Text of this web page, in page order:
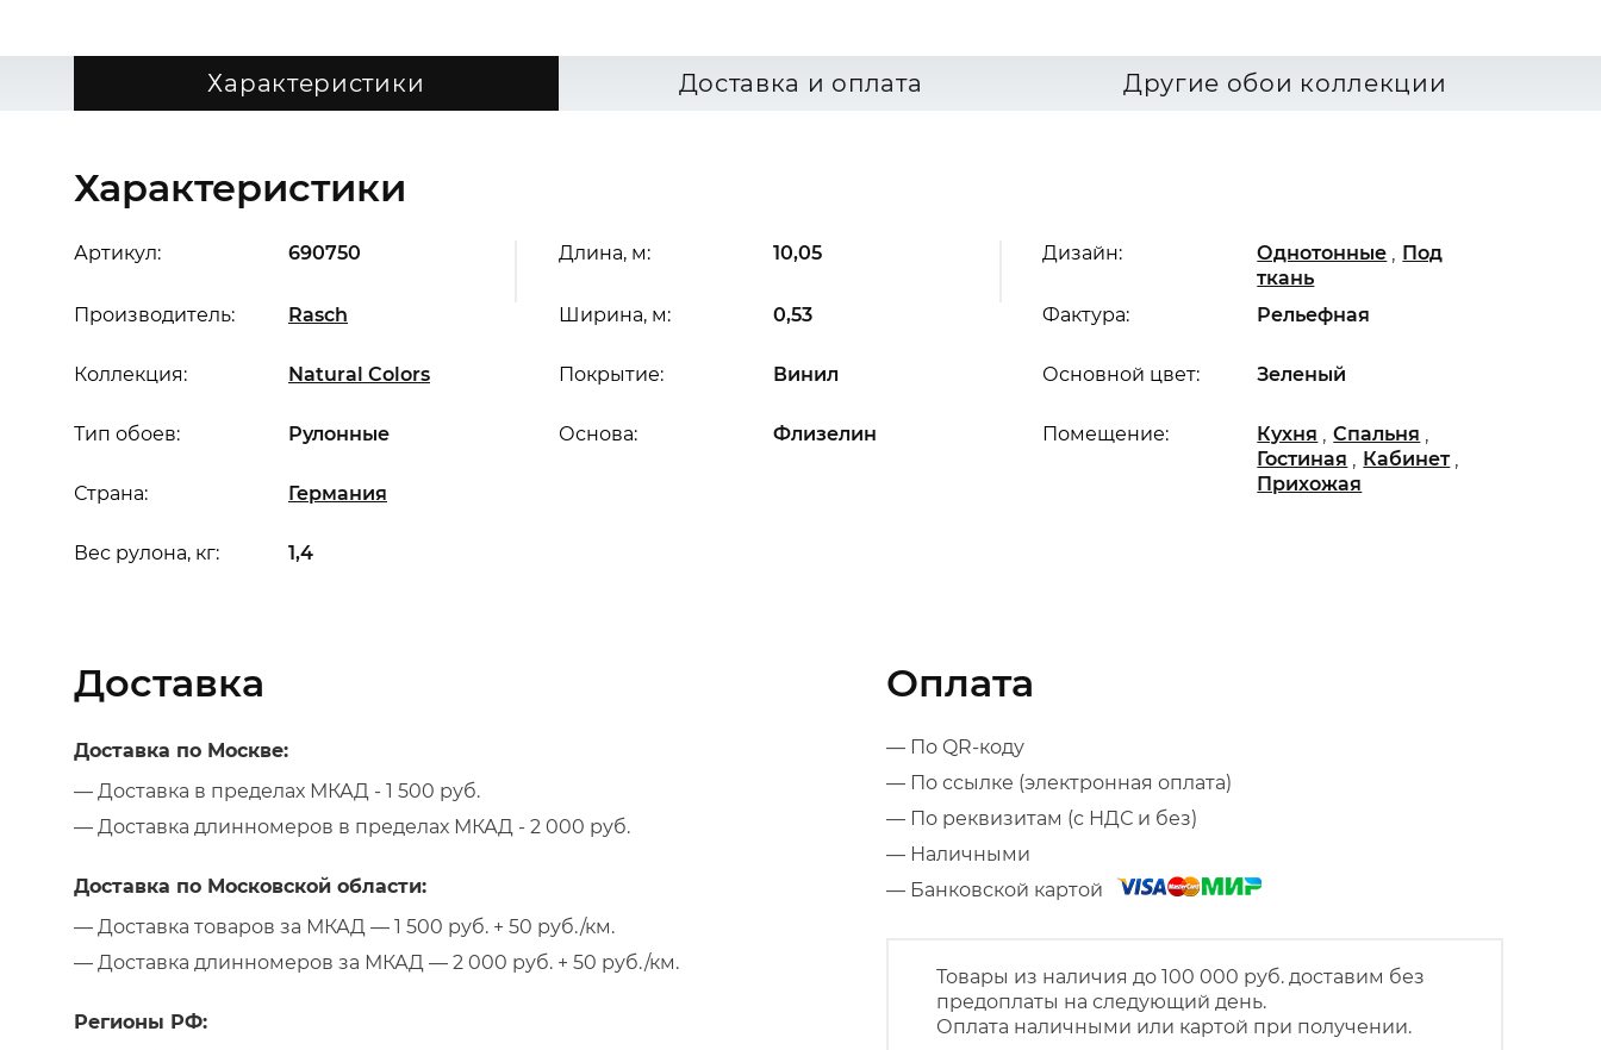
Характеристики Доставка и оплата Другие обои коллекции
Характеристики
Артикул: 690750
Производитель: Rasch
Коллекция: Natural Colors
Длина, м: 10,05
Ширина, м: 0,53
Вес рулона, кг: 1,4
Основной цвет: Зеленый
Дизайн: Однотонные , Под
ткань
Основа: Флизелин
Покрытие: Винил
Помещение: Кухня ,Спальня ,
Гостиная , Кабинет ,
Прихожая
Страна: Германия
Тип обоев: Рулонные
Фактура: Рельефная
Доставка
Доставка по Москве:
— Доставка в пределах МКАД - 1 500 руб.
— Доставка длинномеров в пределах МКАД - 2 000 руб.
Доставка по Московской области:
— Доставка товаров за МКАД — 1 500 руб. + 50 руб./км.
— Доставка длинномеров за МКАД — 2 000 руб. + 50 руб./км.
Регионы РФ:
Оплата
— По QR-коду
— По ссылке (электронная оплата)
— По реквизитам (с НДС и без)
— Наличными
— Банковской картой
Товары из наличия до 100 000 руб. доставим без
предоплаты на следующий день.
Оплата наличными или картой при получении.